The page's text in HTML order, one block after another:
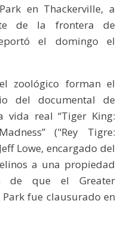
en Thackerville, a
de la frontera de
el domingo el
zoológico forman el
del documental de
vida real “Tiger King:
("Rey Tigre:
Lowe, encargado del
a una propiedad
de que el Greater
fue clausurado en